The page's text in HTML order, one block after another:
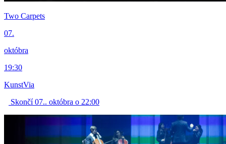
Two Carpets
07.
októbra
19:30
KunstVia
Skončí 07.. októbra o 22:00